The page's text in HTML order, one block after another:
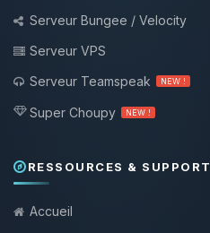
Serveur Bungee / Velocity
Serveur VPS
Serveur Teamspeak
NEW !
Super Choupy NEW !
RESSOURCES & SUPPORT
Accueil